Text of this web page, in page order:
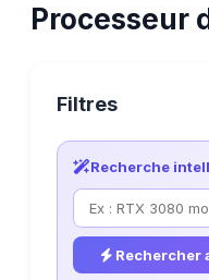
Processeur
Filtres
Recherche
Rechercher